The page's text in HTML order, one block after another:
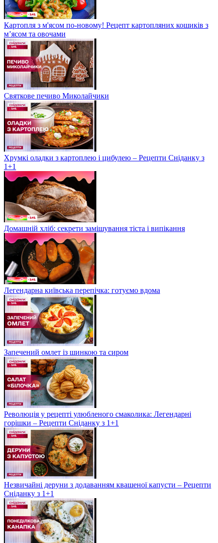
Картопля з м'ясом по-новому! Рецепт картопляних кошиків з
м’ясом та овочами
Святкове печиво Миколайчики
Хрумкі оладки з картоплею і цибулею – Рецепти Сніданку з
1+1
Домашній хліб: секрети замішування тіста і випікання
Легендарна київська перепічка: готуємо вдома
Запечений омлет із шинкою та сиром
Революція у рецепті улюбленого смаколика: Легендарні
горішки – Рецепти Сніданку з 1+1
Незвичайні деруни з додаванням квашеної капусти – Рецепти
Сніданку з 1+1